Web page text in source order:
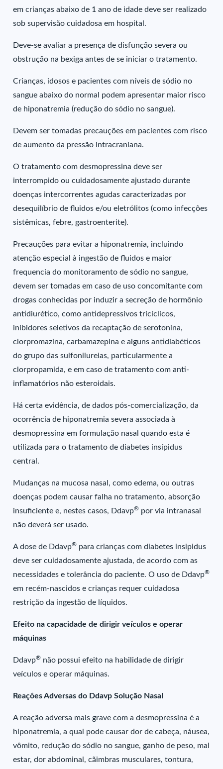
em crianças abaixo de 1 ano de idade deve ser realizado
sob supervisão cuidadosa em hospital.
Deve-se avaliar a presença de disfunção severa ou
obstrução na bexiga antes de se iniciar o tratamento.
Crianças, idosos e pacientes com níveis de sódio no
sangue abaixo do normal podem apresentar maior risco
de hiponatremia (redução do sódio no sangue).
Devem ser tomadas precauções em pacientes com risco
de aumento da pressão intracraniana.
O tratamento com desmopressina deve ser
interrompido ou cuidadosamente ajustado durante
doenças intercorrentes agudas caracterizadas por
desequilíbrio de fluidos e/ou eletrólitos (como infecções
sistêmicas, febre, gastroenterite).
Precauções para evitar a hiponatremia, incluindo
atenção especial à ingestão de fluidos e maior
frequencia do monitoramento de sódio no sangue,
devem ser tomadas em caso de uso concomitante com
drogas conhecidas por induzir a secreção de hormônio
antidiurético, como antidepressivos tricíclicos,
inibidores seletivos da recaptação de serotonina,
clorpromazina, carbamazepina e alguns antidiabéticos
do grupo das sulfonilureias, particularmente a
clorpropamida, e em caso de tratamento com anti-
inflamatórios não esteroidais.
Há certa evidência, de dados pós-comercialização, da
ocorrência de hiponatremia severa associada à
desmopressina em formulação nasal quando esta é
utilizada para o tratamento de diabetes insípidus
central.
Mudanças na mucosa nasal, como edema, ou outras
doenças podem causar falha no tratamento, absorção
insuficiente e, nestes casos, Ddavp® por via intranasal
não deverá ser usado.
A dose de Ddavp® para crianças com diabetes insipidus
deve ser cuidadosamente ajustada, de acordo com as
necessidades e tolerância do paciente. O uso de Ddavp®
em recém-nascidos e crianças requer cuidadosa
restrição da ingestão de líquidos.
Efeito na capacidade de dirigir veículos e operar
máquinas
Ddavp® não possui efeito na habilidade de dirigir
veículos e operar máquinas.
Reações Adversas do Ddavp Solução Nasal
A reação adversa mais grave com a desmopressina é a
hiponatremia, a qual pode causar dor de cabeça, náusea,
vômito, redução do sódio no sangue, ganho de peso, mal
estar, dor abdominal, cãimbras musculares, tontura,